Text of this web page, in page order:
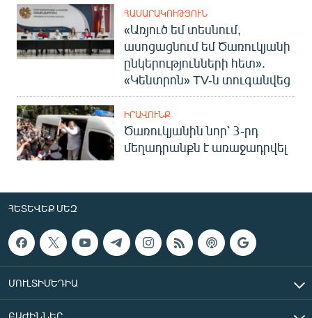
ՀԱՍԱՐԱԿՈՒԹՅՈՒՆ
«Առյուծ եմ տեսնում,
ասոցացնում եմ Ծառուկյանի
ընկերությունների հետ».
«Կենտրոն» TV-ն տուգանվեց
ԻՐԱՎՈՒՆՔ
Ծառուկյանին նոր՝ 3-րդ
մեղադրանքն է առաջադրվել
ՀԵՏԵՎԵՔ ՄԵԶ
ՄՈՒԼՏԻՄԵԴԻԱ
ԲԱԺԻՆՆԵՐ